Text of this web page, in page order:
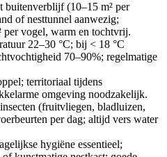
buitenverblijf (10–15 m² per
of nesttunnel aanwezig;
vogel, warm en tochtvrij.
22–30 °C; bij < 18 °C
70–90%; regelmatige
territoriaal tijdens
omgeving noodzakelijk.
(fruitvliegen, bladluizen,
per dag; altijd vers water
hygiëne essentieel;